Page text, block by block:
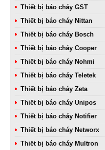
Thiết bị báo cháy GST
Thiết bị báo cháy Nittan
Thiết bị báo cháy Bosch
Thiết bị báo cháy Cooper
Thiết bị báo cháy Nohmi
Thiết bị báo cháy Teletek
Thiết bị báo cháy Zeta
Thiết bị báo cháy Unipos
Thiết bị báo cháy Notifier
Thiết bị báo cháy Networx
Thiết bị báo cháy Multron